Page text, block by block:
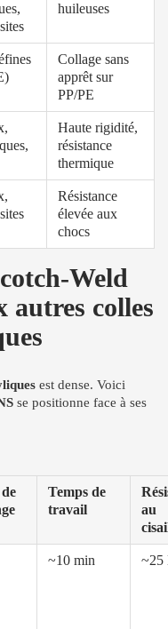
huileuses
Collage sans
apprêt sur
PP/PE
Haute rigidité,
résistance
thermique
Résistance
élevée aux
chocs
Weld
autres colles
est dense. Voici
se positionne face à ses
Temps de
travail
au
~10 min ~25